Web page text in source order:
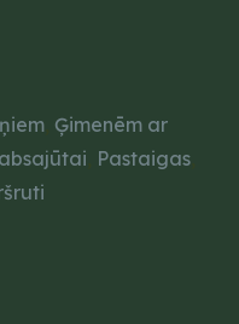
Ģimenēm ar
Pastaigas